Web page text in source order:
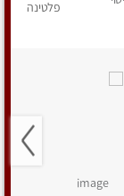
פלטינה